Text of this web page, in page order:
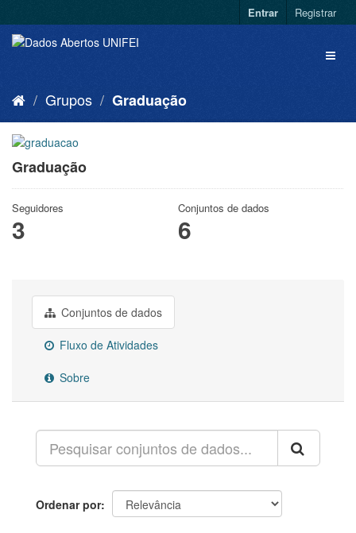
Entrar Registrar
Grupos Graduação
Graduação
Seguidores
3
Conjuntos de dados
6
Conjuntos de dados
Fluxo de Atividades
Sobre
Ordenar por